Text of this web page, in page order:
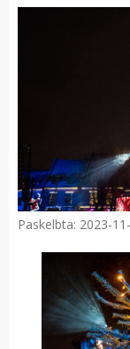
Paskelbta: 2023-